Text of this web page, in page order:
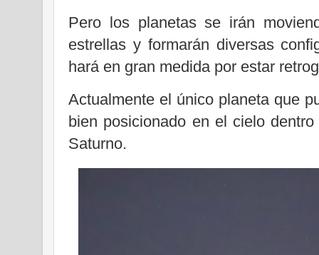
Pero los planetas se irán
estrellas y formarán diversas
hará en gran medida por estar
Actualmente el único planeta que
bien posicionado en el cielo
Saturno.